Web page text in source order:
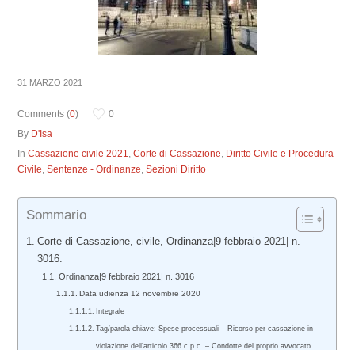
31 MARZO 2021
Comments (0)
0
By D'Isa
InCassazione civile 2021,Corte di Cassazione, Diritto Civile e Procedura
Civile,Sentenze - Ordinanze,Sezioni Diritto
Sommario
Corte di Cassazione, civile, Ordinanza|9 febbraio 2021| n.
3016.
Ordinanza|9 febbraio 2021| n. 3016
Data udienza 12 novembre 2020
Integrale
Tag/parola chiave: Spese processuali – Ricorso per cassazione in
violazione dell’articolo 366 c.p.c. – Condotte del proprio avvocato